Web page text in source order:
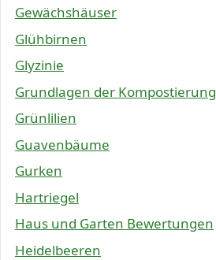
Gewächshäuser
Glühbirnen
Glyzinie
Grundlagen der Kompostierung
Grünlilien
Guavenbäume
Gurken
Hartriegel
Haus und Garten Bewertungen
Heidelbeeren